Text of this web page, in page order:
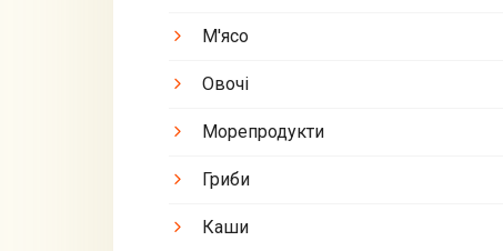
М'ясо
Овочі
Морепродукти
Гриби
Каши